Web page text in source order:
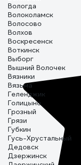
Вологда
Волоколамск
Волосово
Волхов
Воскресенск
Воткинск
Выборг
Вышний Волочек
Вязники
Вязьма
Геленджик
Голицыно
Грозный
Грязи
Губкин
Гусь-Хрустальный
Дедовск
Дзержинск